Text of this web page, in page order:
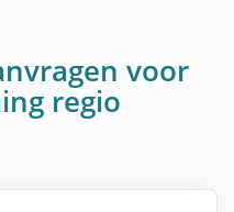
voor
regio